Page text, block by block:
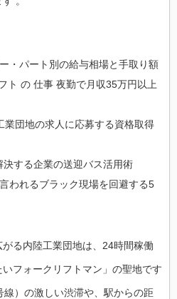
・パート別の給与相場と手取り額
ト の 仕事 夜勤で月収35万円以上
業団地の求人に応募する資格取得
する企業の送迎バス活用術
われるブラック現場を回避する5
る内陸工業団地は、24時間稼働
フォークリフトマン」の聖地です
）の激しい渋滞や、駅からの距